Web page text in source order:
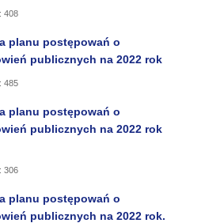
408
planu postępowań o
publicznych na 2022 rok
485
planu postępowań o
publicznych na 2022 rok
306
planu postępowań o
publicznych na 2022 rok.